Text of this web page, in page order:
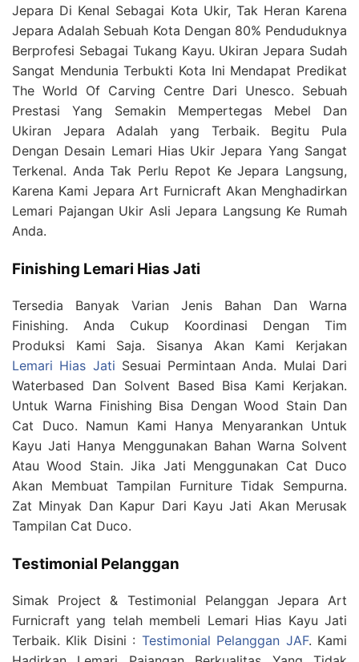
Jepara Di Kenal Sebagai Kota Ukir, Tak Heran Karena
Jepara Adalah Sebuah Kota Dengan 80% Penduduknya
Berprofesi Sebagai Tukang Kayu. Ukiran Jepara Sudah
Sangat Mendunia Terbukti Kota Ini Mendapat Predikat
The World Of Carving Centre Dari Unesco. Sebuah
Prestasi Yang Semakin Mempertegas Mebel Dan
Ukiran Jepara Adalah yang Terbaik. Begitu Pula
Dengan Desain Lemari Hias Ukir Jepara Yang Sangat
Terkenal. Anda Tak Perlu Repot Ke Jepara Langsung,
Karena Kami Jepara Art Furnicraft Akan Menghadirkan
Lemari Pajangan Ukir Asli Jepara Langsung Ke Rumah
Anda.
Finishing Lemari Hias Jati
Tersedia Banyak Varian Jenis Bahan Dan Warna
Finishing. Anda Cukup Koordinasi Dengan Tim
Produksi Kami Saja. Sisanya Akan Kami Kerjakan
Lemari Hias Jati Sesuai Permintaan Anda. Mulai Dari
Waterbased Dan Solvent Based Bisa Kami Kerjakan.
Untuk Warna Finishing Bisa Dengan Wood Stain Dan
Cat Duco. Namun Kami Hanya Menyarankan Untuk
Kayu Jati Hanya Menggunakan Bahan Warna Solvent
Atau Wood Stain. Jika Jati Menggunakan Cat Duco
Akan Membuat Tampilan Furniture Tidak Sempurna.
Zat Minyak Dan Kapur Dari Kayu Jati Akan Merusak
Tampilan Cat Duco.
Testimonial Pelanggan
Simak Project & Testimonial Pelanggan Jepara Art
Furnicraft yang telah membeli Lemari Hias Kayu Jati
Terbaik. Klik Disini : Testimonial Pelanggan JAF. Kami